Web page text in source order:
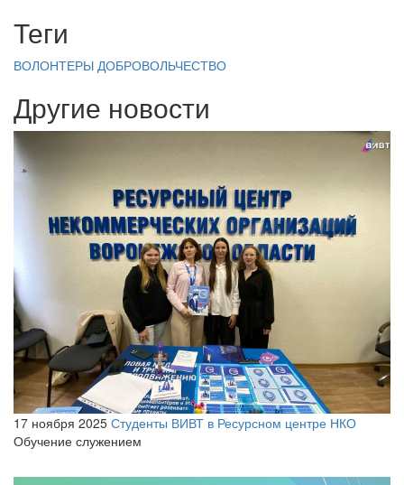
Теги
ВОЛОНТЕРЫ ДОБРОВОЛЬЧЕСТВО
Другие новости
17 ноября 2025 Студенты ВИВТ в Ресурсном центре НКО
Обучение служением